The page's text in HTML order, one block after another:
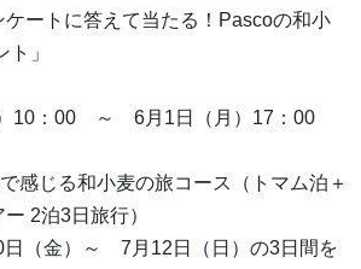
ケートに答えて当たる！Pascoの和小
」
10：00 ～ 6月1日（月）17：00
感じる和小麦の旅コース（トマム泊＋
2泊3日旅行）
日（金）～ 7月12日（日）の3日間を